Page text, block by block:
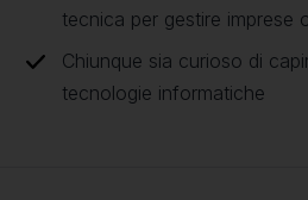
tecnica per gestire imprese
Chiunque sia curioso di
tecnologie informatiche